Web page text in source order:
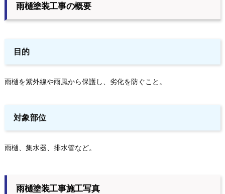
雨樋塗装工事の概要
目的
雨樋を紫外線や雨風から保護し、劣化を防ぐこと。
対象部位
雨樋、集水器、排水管など。
雨樋塗装工事施工写真